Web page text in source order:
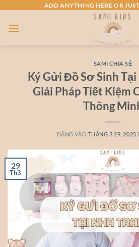
nội
dung
ADD ANYTHING HERE OR
SAMI CHIA SẺ
Ký Gửi Đồ Sơ Sinh Tại
Giải Pháp Tiết Kiệm
Thông
ĐĂNG VÀO THÁNG 3 29, 2025
29
Th3